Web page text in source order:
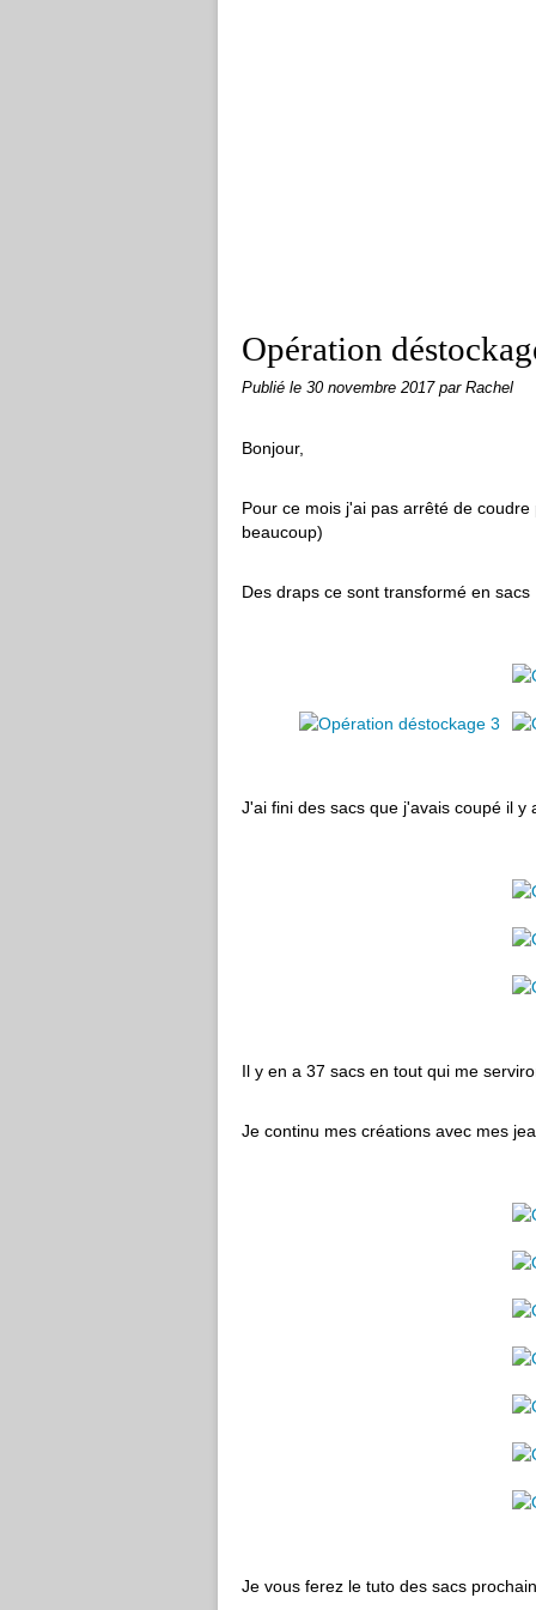
Opération
Publié le 30 novembre 2017 par Rachel
Bonjour,
Pour ce mois j'ai pas arrêté de
beaucoup)
Des draps ce sont transformé en sacs
J'ai fini des sacs que j'avais coupé il y
Il y en a 37 sacs en tout qui me
Je continu mes créations avec mes
Je vous ferez le tuto des sacs